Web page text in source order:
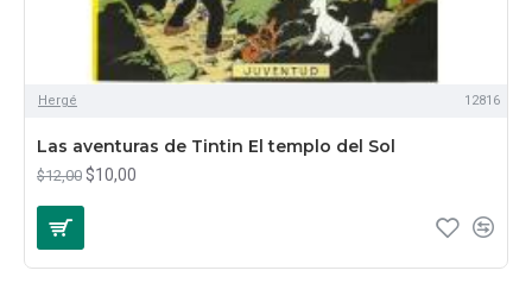
Hergé 12816
Las aventuras de Tintin El templo del Sol
$12,00 $10,00